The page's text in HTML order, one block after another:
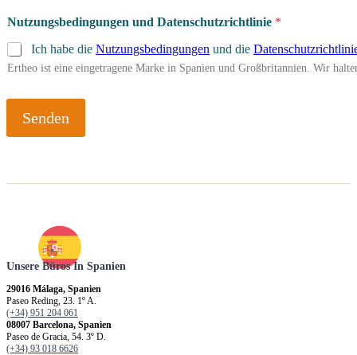
i
e
h
a
*
Nutzungsbedingungen und Datenschutzrichtlinie *
Ich habe die Nutzungsbedingungen und die
Ertheo ist eine eingetragene Marke in Spanien und Großbritannien. Wir
Senden
Unsere Büros In Spanien
29016 Málaga, Spanien
Paseo Reding, 23. 1º A.
(+34) 951 204 061
08007 Barcelona, Spanien
Paseo de Gracia, 54. 3º D.
(+34) 93 018 6626